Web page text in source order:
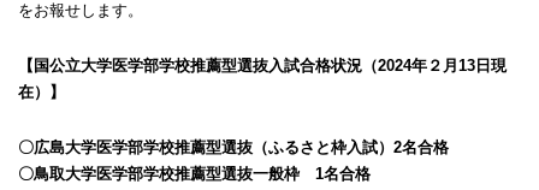
をお報せします。
【国公立大学医学部学校推薦型選抜入試合格状況（2024年２月13日現
在）】
〇広島大学医学部学校推薦型選抜（ふるさと枠入試）2名合格
〇鳥取大学医学部学校推薦型選抜一般枠 1名合格